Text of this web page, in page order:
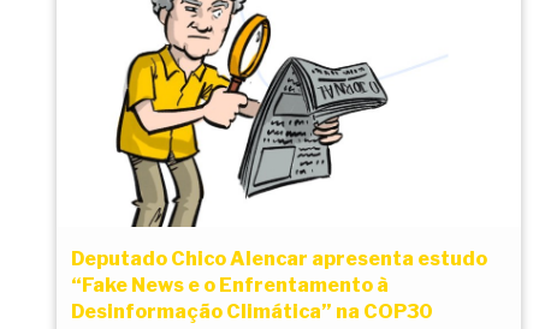
Deputado Chico Alencar apresenta estudo
“Fake News e o Enfrentamento à
Desinformação Climática” na COP30